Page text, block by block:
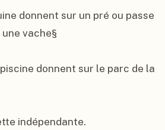
donnent sur un pré ou passe
vache§
donnent sur le parc de la
indépendante.